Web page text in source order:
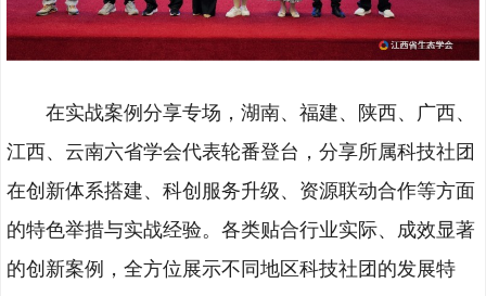
在实战案例分享专场，湖南、福建、陕西、广西、
江西、云南六省学会代表轮番登台，分享所属科技社团
在创新体系搭建、科创服务升级、资源联动合作等方面
的特色举措与实战经验。各类贴合行业实际、成效显著
的创新案例，全方位展示不同地区科技社团的发展特